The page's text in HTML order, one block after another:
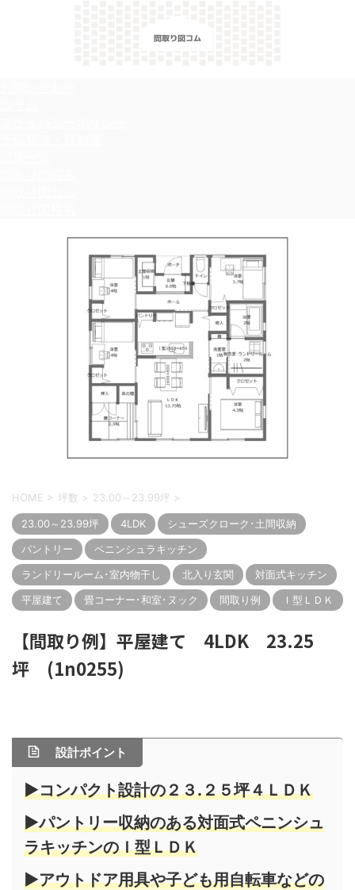
HOME > 坪数 > 23.00～23.99坪 >
23.00～23.99坪 4LDK
シューズクローク･土間収納
パントリー
ペニンシュラキッチン
ランドリールーム･室内物干し
北入り玄関
対面式キッチン
平屋建て
畳コーナー･和室･ヌック 間取り例 Ｉ型ＬＤＫ
【間取り例】平屋建て 4LDK 23.25
坪 (1n0255)
設計ポイント
▶コンパクト設計の２３.２５坪４ＬＤＫ
▶パントリー収納のある対面式ペニンシュ
ラキッチンのＩ型ＬＤＫ
▶アウトドア用具や子ども用自転車などの